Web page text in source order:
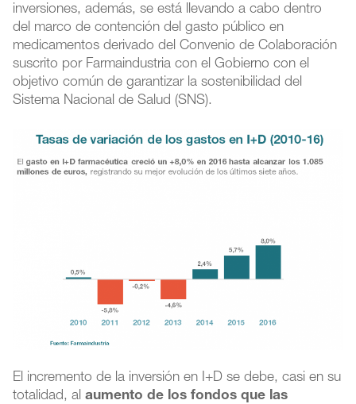
inversiones, además, se está llevando a cabo dentro
del marco de contención del gasto público en
medicamentos derivado del Convenio de Colaboración
suscrito por Farmaindustria con el Gobierno con el
objetivo común de garantizar la sostenibilidad del
Sistema Nacional de Salud (SNS).
El incremento de la inversión en I+D se debe, casi en su
totalidad, alaumento de los fondos que las